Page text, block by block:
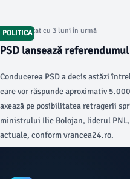
POLITICA
Articol postat cu 3 luni în urmă
PSD lansează
Conducerea PSD a decis astăzi
care vor răspunde aproximativ
axează pe posibilitatea retragerii
ministrului Ilie Bolojan, liderul
actuale, conform vrancea24.ro.